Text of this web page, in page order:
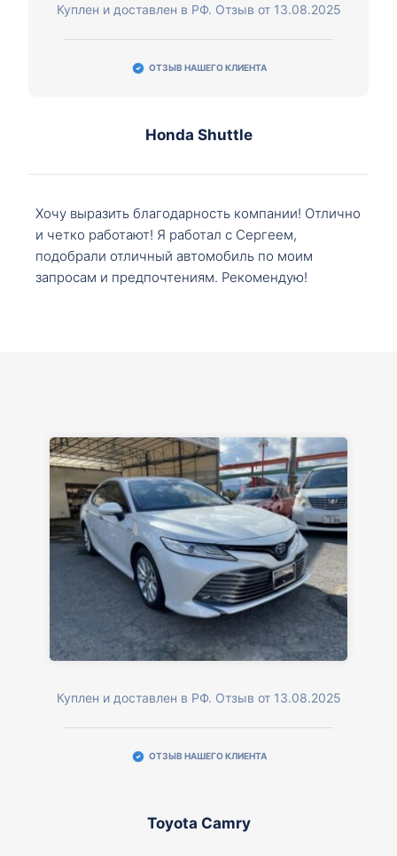
Куплен и доставлен в РФ. Отзыв от 13.08.2025
ОТЗЫВ НАШЕГО КЛИЕНТА
Honda Shuttle
Хочу выразить благодарность компании! Отлично
и четко работают! Я работал с Сергеем,
подобрали отличный автомобиль по моим
запросам и предпочтениям. Рекомендую!
Куплен и доставлен в РФ. Отзыв от 13.08.2025
ОТЗЫВ НАШЕГО КЛИЕНТА
Toyota Camry